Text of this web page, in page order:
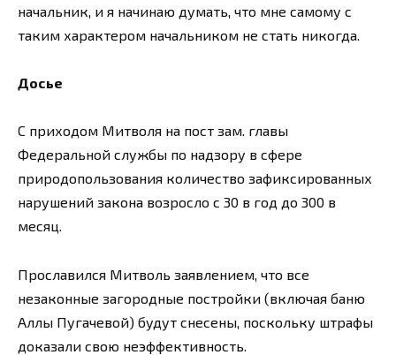
начальник, и я начинаю думать, что мне самому с
таким характером начальником не стать никогда.
Досье
С приходом Митволя на пост зам. главы
Федеральной службы по надзору в сфере
природопользования количество зафиксированных
нарушений закона возросло с 30 в год до 300 в
месяц.
Прославился Митволь заявлением, что все
незаконные загородные постройки (включая баню
Аллы Пугачевой) будут снесены, поскольку штрафы
доказали свою неэффективность.